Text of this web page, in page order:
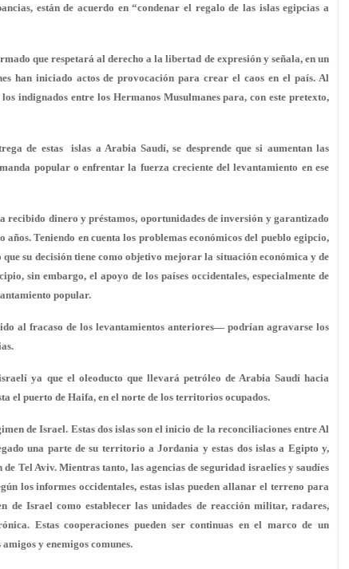
están de acuerdo en “condenar el regalo de las islas egipcias a
que respetará al derecho a la libertad de expresión y señala, en un
han iniciado actos de provocación para crear el caos en el país. Al
indignados entre los Hermanos Musulmanes para, con este pretexto,
de estas islas a Arabia Saudí, se desprende que si aumentan las
popular o enfrentar la fuerza creciente del levantamiento en ese
recibido dinero y préstamos, oportunidades de inversión y garantizado
Teniendo en cuenta los problemas económicos del pueblo egipcio,
su decisión tiene como objetivo mejorar la situación económica y de
sin embargo, el apoyo de los países occidentales, especialmente de
popular.
al fracaso de los levantamientos anteriores— podrían agravarse los
ya que el oleoducto que llevará petróleo de Arabia Saudí hacia
el puerto de Haifa, en el norte de los territorios ocupados.
de Israel. Estas dos islas son el inicio de la reconciliaciones entre Al
una parte de su territorio a Jordania y estas dos islas a Egipto y,
Tel Aviv. Mientras tanto, las agencias de seguridad israelíes y saudíes
los informes occidentales, estas islas pueden allanar el terreno para
Israel como establecer las unidades de reacción militar, radares,
Estas cooperaciones pueden ser continuas en el marco de un
y enemigos comunes.